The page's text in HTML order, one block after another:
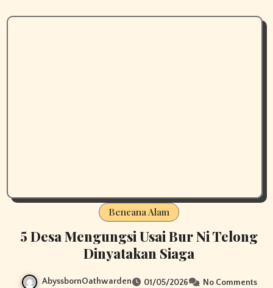
Bencana Alam
5 Desa Mengungsi Usai Bur Ni Telong
Dinyatakan Siaga
AbyssbornOathwarden 01/05/2026 No Comments